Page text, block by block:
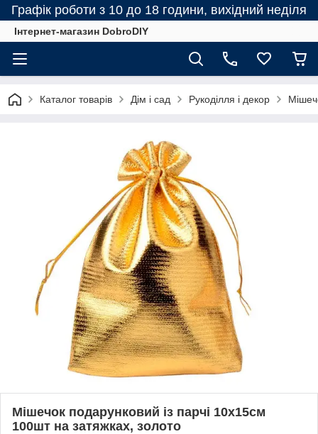
Графік роботи з 10 до 18 години, вихідний неділя
Інтернет-магазин DobroDIY
Каталог товарів Дім і сад Рукоділля і декор
Мішечок подарунковий із парчі 10x15см
100шт на затяжках, золото